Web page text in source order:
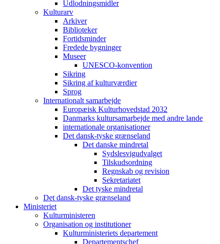
Udlodningsmidler
Kulturarv
Arkiver
Biblioteker
Fortidsminder
Fredede bygninger
Museer
UNESCO-konvention
Sikring
Sikring af kulturværdier
Sprog
Internationalt samarbejde
Europæisk Kulturhovedstad 2032
Danmarks kultursamarbejde med andre lande
internationale organisationer
Det dansk-tyske grænseland
Det danske mindretal
Sydslesvigudvalget
Tilskudsordning
Regnskab og revision
Sekretariatet
Det tyske mindretal
Det dansk-tyske grænseland
Ministeriet
Kulturministeren
Organisation og institutioner
Kulturministeriets departement
Departementschef